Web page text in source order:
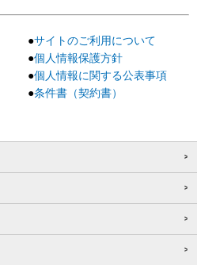
サイトのご利用について
個人情報保護方針
個人情報に関する公表事項
条件書（契約書）